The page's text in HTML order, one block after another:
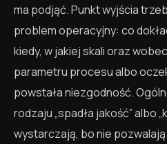
ma podjąć. Punkt wyjścia
problem operacyjny: co
kiedy, w jakiej skali oraz
parametru procesu albo
powstała niezgodność.
rodzaju „spadła jakość” albo
wystarczają, bo nie